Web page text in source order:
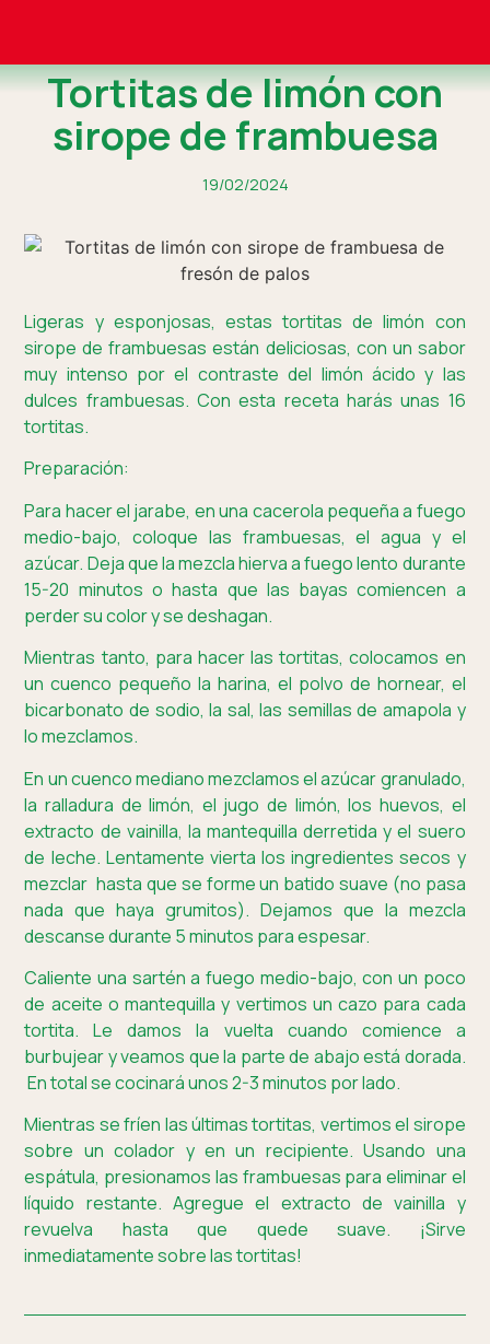
Tortitas de limón con
sirope de frambuesa
19/02/2024
Ligeras y esponjosas, estas tortitas de limón con
sirope de frambuesas están deliciosas, con un sabor
muy intenso por el contraste del limón ácido y las
dulces frambuesas. Con esta receta harás unas 16
tortitas.
Preparación:
Para hacer el jarabe, en una cacerola pequeña a fuego
medio-bajo, coloque las frambuesas, el agua y el
azúcar. Deja que la mezcla hierva a fuego lento durante
15-20 minutos o hasta que las bayas comiencen a
perder su color y se deshagan.
Mientras tanto, para hacer las tortitas, colocamos en
un cuenco pequeño la harina, el polvo de hornear, el
bicarbonato de sodio, la sal, las semillas de amapola y
lo mezclamos.
En un cuenco mediano mezclamos el azúcar granulado,
la ralladura de limón, el jugo de limón, los huevos, el
extracto de vainilla, la mantequilla derretida y el suero
de leche. Lentamente vierta los ingredientes secos y
mezclar hasta que se forme un batido suave (no pasa
nada que haya grumitos). Dejamos que la mezcla
descanse durante 5 minutos para espesar.
Caliente una sartén a fuego medio-bajo, con un poco
de aceite o mantequilla y vertimos un cazo para cada
tortita. Le damos la vuelta cuando comience a
burbujear y veamos que la parte de abajo está dorada.
En total se cocinará unos 2-3 minutos por lado.
Mientras se fríen las últimas tortitas, vertimos el sirope
sobre un colador y en un recipiente. Usando una
espátula, presionamos las frambuesas para eliminar el
líquido restante. Agregue el extracto de vainilla y
revuelva hasta que quede suave. ¡Sirve
inmediatamente sobre las tortitas!